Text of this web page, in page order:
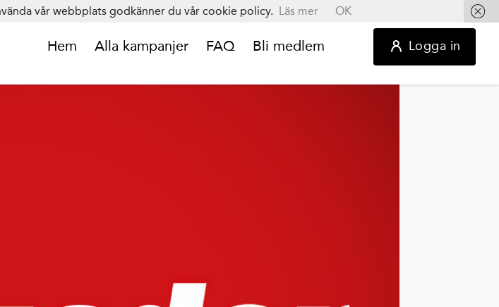
Hem Alla kampanjer FAQ Bli medlem Logga in
vår webbplats godkänner du vår cookie policy. Läs mer OK